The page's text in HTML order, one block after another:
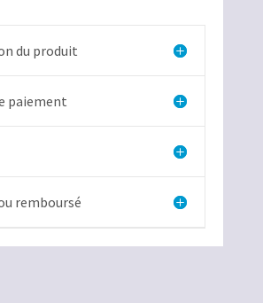
du produit
paiement
remboursé